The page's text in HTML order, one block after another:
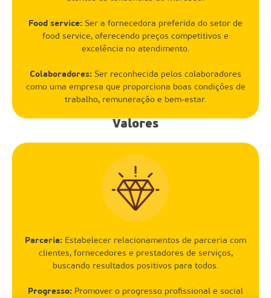
Food service: Ser a fornecedora preferida do setor de
food service, oferecendo preços competitivos e
excelência no atendimento.
Colaboradores: Ser reconhecida pelos colaboradores
como uma empresa que proporciona boas condições de
trabalho, remuneração e bem-estar.
Valores
Parceria: Estabelecer relacionamentos de parceria com
clientes, fornecedores e prestadores de serviços,
buscando resultados positivos para todos.
Progresso: Promover o progresso profissional e social